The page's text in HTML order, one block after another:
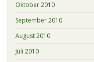
Oktober 2010
September 2010
August 2010
Juli 2010